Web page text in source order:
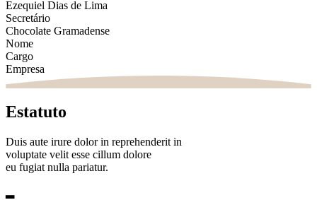
Ezequiel Dias de Lima
Secretário
Chocolate Gramadense
Nome
Cargo
Empresa
Estatuto
Duis aute irure dolor in reprehenderit in
voluptate velit esse cillum dolore
eu fugiat nulla pariatur.